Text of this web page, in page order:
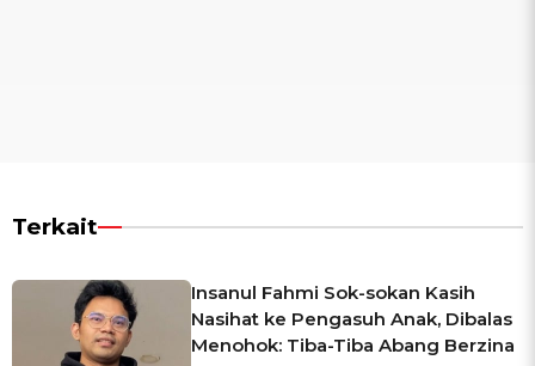
Terkait
Insanul Fahmi Sok-sokan Kasih
Nasihat ke Pengasuh Anak, Dibalas
Menohok: Tiba-Tiba Abang Berzina